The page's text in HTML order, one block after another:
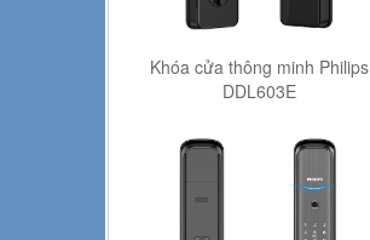
Khóa cửa thông minh Philips
DDL603E